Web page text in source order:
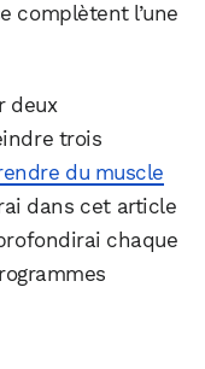
complètent l’une
deux
trois
du muscle
dans cet article
chaque